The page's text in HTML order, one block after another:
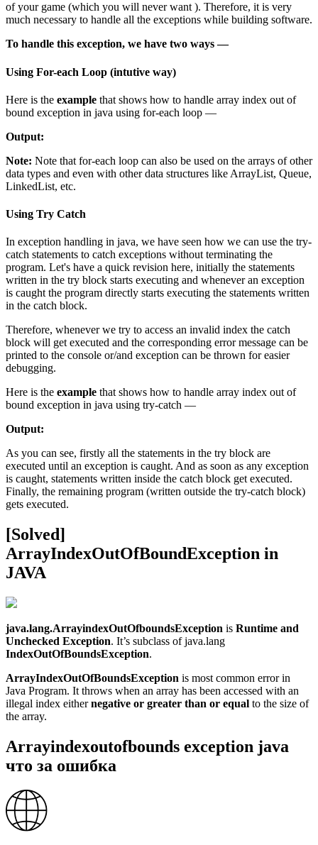
of your game (which you will never want ). Therefore, it is very
much necessary to handle all the exceptions while building software.
To handle this exception, we have two ways —
Using For-each Loop (intutive way)
Here is the example that shows how to handle array index out of
bound exception in java using for-each loop —
Output:
Note: Note that for-each loop can also be used on the arrays of other
data types and even with other data structures like ArrayList, Queue,
LinkedList, etc.
Using Try Catch
In exception handling in java, we have seen how we can use the try-
catch statements to catch exceptions without terminating the
program. Let's have a quick revision here, initially the statements
written in the try block starts executing and whenever an exception
is caught the program directly starts executing the statements written
in the catch block.
Therefore, whenever we try to access an invalid index the catch
block will get executed and the corresponding error message can be
printed to the console or/and exception can be thrown for easier
debugging.
Here is the example that shows how to handle array index out of
bound exception in java using try-catch —
Output:
As you can see, firstly all the statements in the try block are
executed until an exception is caught. And as soon as any exception
is caught, statements written inside the catch block get executed.
Finally, the remaining program (written outside the try-catch block)
gets executed.
[Solved]
ArrayIndexOutOfBoundException in
JAVA
java.lang.ArrayindexOutOfboundsException is Runtime and
Unchecked Exception. It’s subclass of java.lang
IndexOutOfBoundsException.
ArrayIndexOutOfBoundsException is most common error in
Java Program. It throws when an array has been accessed with an
illegal index eithernegative or greater than or equal to the size of
the array.
Arrayindexoutofbounds exception java
что за ошибка